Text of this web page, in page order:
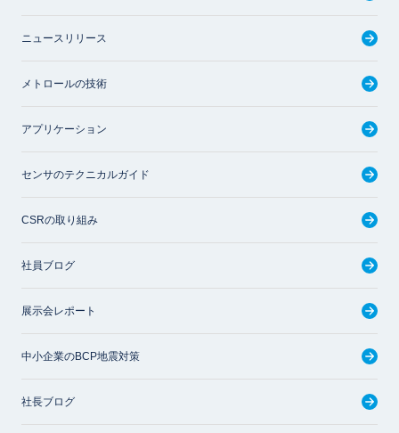
ニュースリリース
メトロールの技術
アプリケーション
センサのテクニカルガイド
CSRの取り組み
社員ブログ
展示会レポート
中小企業のBCP地震対策
社長ブログ